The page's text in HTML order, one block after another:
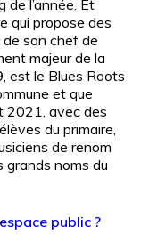
de l’année. Et
qui propose des
son chef de
majeur de la
est le Blues Roots
et que
2021, avec des
du primaire,
de renom
noms du
public ?